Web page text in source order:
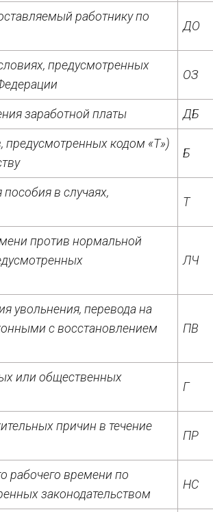
работнику по
ДО
предусмотренных
ОЗ
заработной платы ДБ
предусмотренных кодом «Т»)
Б
в случаях,
Т
против нормальной
ЛЧ
увольнения, перевода на
с восстановлением
ПВ
или общественных
Г
причин в течение
ПР
рабочего времени по
законодательством
НС